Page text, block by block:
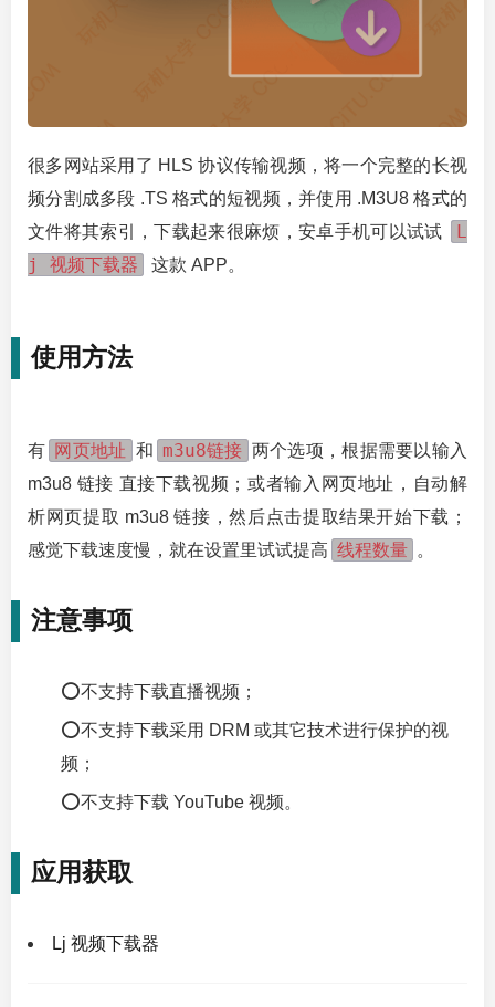
很多网站采用了 HLS 协议传输视频，将一个完整的长视
频分割成多段 .TS 格式的短视频，并使用 .M3U8 格式的
文件将其索引，下载起来很麻烦，安卓手机可以试试
L
j 视频下载器
这款 APP。
使用方法
有 网页地址 和 m3u8链接 两个选项，根据需要以输入
m3u8 链接 直接下载视频；或者输入网页地址，自动解
析网页提取 m3u8 链接，然后点击提取结果开始下载；
感觉下载速度慢，就在设置里试试提高 线程数量 。
注意事项
⭕不支持下载直播视频；
⭕不支持下载采用 DRM 或其它技术进行保护的视
频；
⭕不支持下载 YouTube 视频。
应用获取
Lj 视频下载器